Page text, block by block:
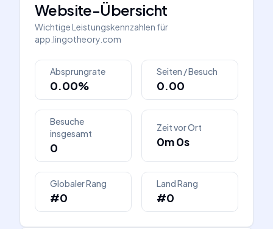
Website-Übersicht
Wichtige Leistungskennzahlen für
app.lingotheory.com
Absprungrate
0.00%
Seiten / Besuch
0.00
Besuche
insgesamt
0
Zeit vor Ort
0m 0s
Globaler Rang
#0
Land Rang
#0